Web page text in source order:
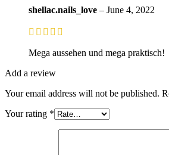
shellac.nails_love – June 4, 2022
Mega aussehen und mega praktisch!
Add a review
Your email address will not be published.
Your rating *